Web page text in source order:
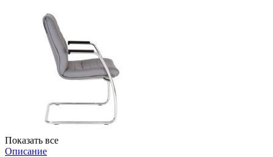
Показать все
Описание